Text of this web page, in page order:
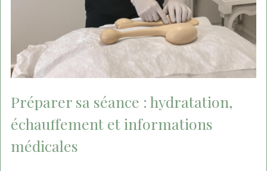
Préparer sa séance : hydratation,
échauffement et informations
médicales